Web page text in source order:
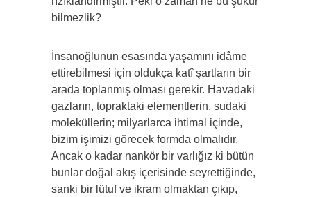
bilmezlik?
İnsanoğlunun esasında yaşamını idâme
ettirebilmesi için oldukça katî şartların bir
arada toplanmış olması gerekir. Havadaki
gazların, topraktaki elementlerin, sudaki
moleküllerin; milyarlarca ihtimal içinde,
bizim işimizi görecek formda olmalıdır.
Ancak o kadar nankör bir varlığız ki bütün
bunlar doğal akış içerisinde seyrettiğinde,
sanki bir lütuf ve ikram olmaktan çıkıp,